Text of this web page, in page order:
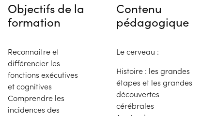
Objectifs de la
formation
Reconnaitre et
différencier les
fonctions exécutives
et cognitives
Comprendre les
incidences des
Contenu
pédagogique
Le cerveau :
Histoire : les grandes
étapes et les grandes
découvertes
cérébrales